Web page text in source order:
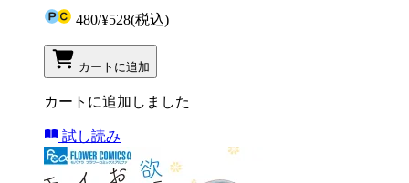
480/¥528(税込)
カートに追加
カートに追加しました
試し読み